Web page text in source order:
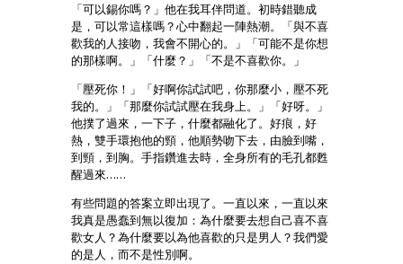
「可以錫你嗎？」他在我耳伴問道。初時錯聽成
是，可以常這樣嗎？心中翻起一陣熱潮。「與不喜
歡我的人接吻，我會不開心的。」「可能不是你想
的那樣啊。」「什麼？」「不是不喜歡你。」
「壓死你！」「好啊你試試吧，你那麼小，壓不死
我的。」「那麼你試試壓在我身上。」「好呀。」
他撲了過來，一下子，什麼都融化了。好痕，好
熱，雙手環抱他的頸，他順勢吻下去，由臉到嘴，
到頸，到胸。手指鑽進去時，全身所有的毛孔都甦
醒過來……
有些問題的答案立即出現了。一直以來，一直以來
我真是愚蠢到無以復加：為什麼要去想自己喜不喜
歡女人？為什麼要以為他喜歡的只是男人？我們愛
的是人，而不是性別啊。